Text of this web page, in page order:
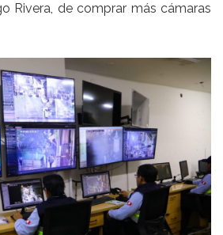
Rivera, de comprar más cámaras